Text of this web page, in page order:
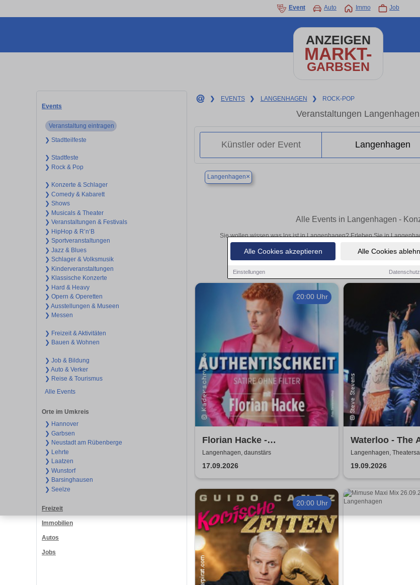
Alle Cookies akzeptieren Alle Cookies
Einstellungen
Event Auto Immo Job
ANZEIGEN
MARKT-
GARBSEN
Events
Veranstaltung eintragen
❯ Stadtteilfeste
❯ Stadtfeste
❯ Rock & Pop
❯ Konzerte & Schlager
❯ Comedy & Kabarett
❯ Shows
❯ Musicals & Theater
❯ Veranstaltungen & Festivals
❯ HipHop & R’n‘B
❯ Sportveranstaltungen
❯ Jazz & Blues
❯ Schlager & Volksmusik
❯ Kinderveranstaltungen
❯ Klassische Konzerte
❯ Hard & Heavy
❯ Opern & Operetten
❯ Ausstellungen & Museen
❯ Messen
❯ Freizeit & Aktivitäten
❯ Bauen & Wohnen
❯ Job & Bildung
❯ Auto & Verker
❯ Reise & Tourismus
Alle Events
Orte im Umkreis
❯ Hannover
❯ Garbsen
❯ Neustadt am Rübenberge
❯ Lehrte
❯ Laatzen
❯ Wunstorf
❯ Barsinghausen
❯ Seelze
Freizeit
Immobilien
Autos
Jobs
❯ EVENTS ❯ LANGENHAGEN ❯ ROCK-POP
Veranstaltungen
Langenhagen×
Alle Events in Langenhagen -
Sie wollen wissen was los ist in Langenhagen? Erleben Sie in
Theateraufführungen oder aufregende Veranstaltungen
20:00 Uhr
Florian Hacke -
Authentischkeit
Langenhagen, daunstärs
17.09.2026
Waterloo - The
A Tribute to
Swedes
Langenhagen,
19.09.2026
20:00 Uhr